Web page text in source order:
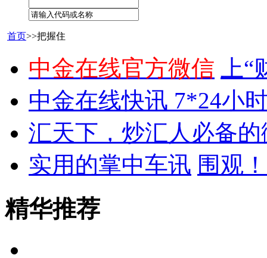
首页>>把握住
中金在线官方微信
上
中金在线快讯 7*24小
汇天下，炒汇人必备
实用的掌中车讯 围观
精华推荐